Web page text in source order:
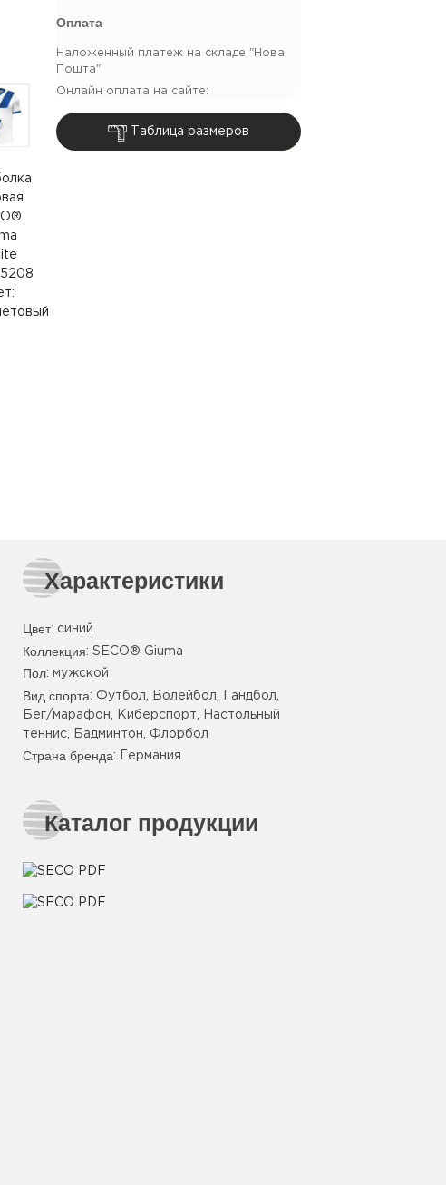
Оплата
Наложенный платеж на складе "Нова
Пошта"
Онлайн оплата на сайте:
Таблица размеров
Характеристики
Цвет: синий
Коллекция: SECO® Giuma
Пол: мужской
Вид спорта: Футбол, Волейбол, Гандбол,
Бег/марафон, Киберспорт, Настольный
теннис, Бадминтон, Флорбол
Страна бренда: Германия
Каталог продукции